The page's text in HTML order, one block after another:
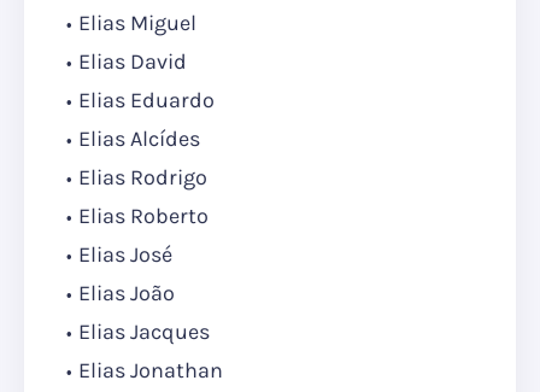
Elias Miguel
Elias David
Elias Eduardo
Elias Alcídes
Elias Rodrigo
Elias Roberto
Elias José
Elias João
Elias Jacques
Elias Jonathan